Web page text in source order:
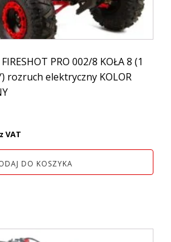
PRO 002/8 KOŁA 8 (1
rozruch elektryczny KOLOR
cena
z VAT
DO KOSZYKA